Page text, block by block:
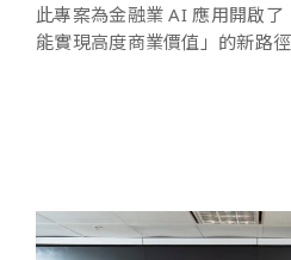
此專案為金融業 AI 應用開啟
能實現高度商業價值」的新路徑